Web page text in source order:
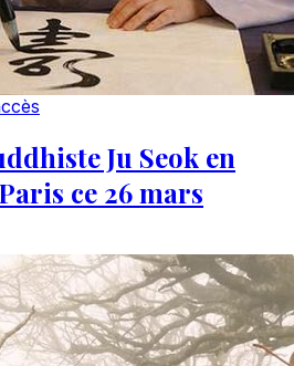
Ju Seok en
ce 26 mars